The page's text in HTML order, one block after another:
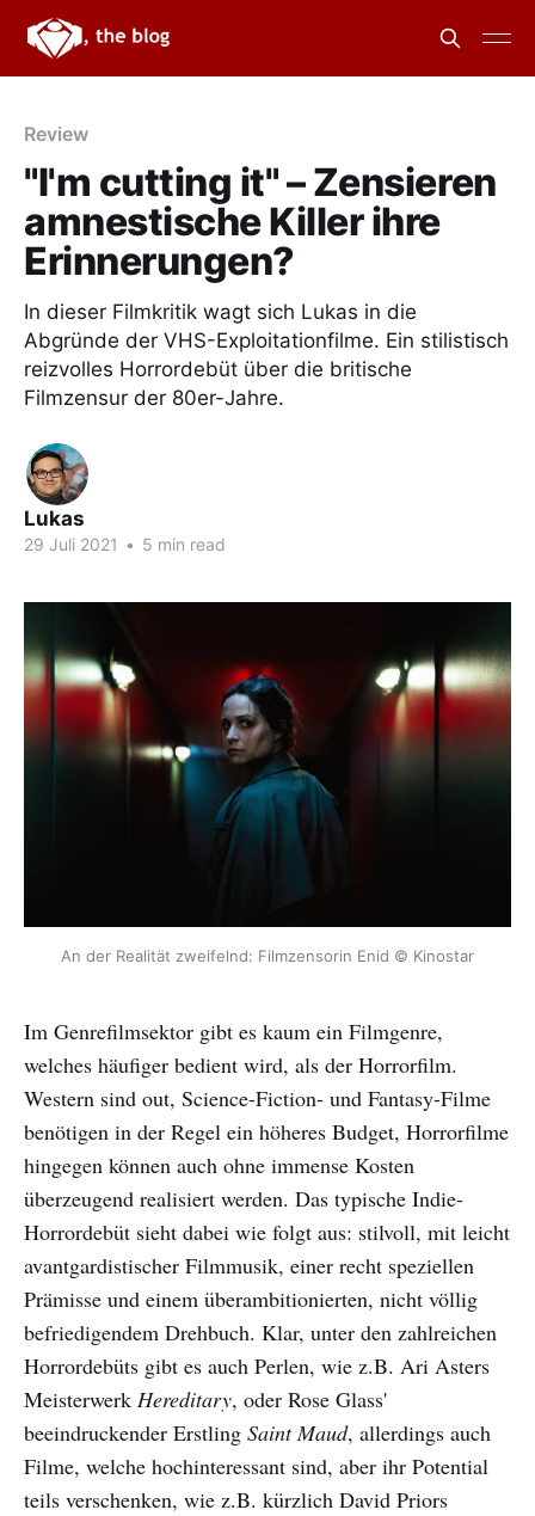
Review
"I'm cutting it" – Zensieren
amnestische Killer ihre
Erinnerungen?
In dieser Filmkritik wagt sich Lukas in die
Abgründe der VHS-Exploitationfilme. Ein stilistisch
reizvolles Horrordebüt über die britische
Filmzensur der 80er-Jahre.
Lukas
29 Juli 2021 • 5 min read
An der Realität zweifelnd: Filmzensorin Enid © Kinostar
Im Genrefilmsektor gibt es kaum ein Filmgenre,
welches häufiger bedient wird, als der Horrorfilm.
Western sind out, Science-Fiction- und Fantasy-Filme
benötigen in der Regel ein höheres Budget, Horrorfilme
hingegen können auch ohne immense Kosten
überzeugend realisiert werden. Das typische Indie-
Horrordebüt sieht dabei wie folgt aus: stilvoll, mit leicht
avantgardistischer Filmmusik, einer recht speziellen
Prämisse und einem überambitionierten, nicht völlig
befriedigendem Drehbuch. Klar, unter den zahlreichen
Horrordebüts gibt es auch Perlen, wie z.B. Ari Asters
Meisterwerk Hereditary, oder Rose Glass'
beeindruckender Erstling Saint Maud, allerdings auch
Filme, welche hochinteressant sind, aber ihr Potential
teils verschenken, wie z.B. kürzlich David Priors